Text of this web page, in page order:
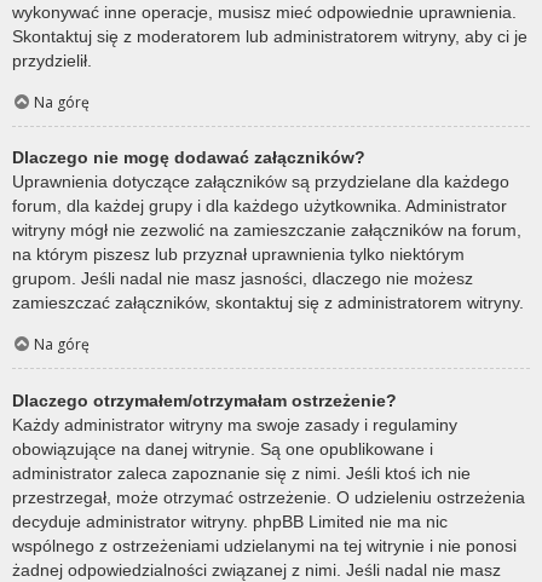
wykonywać inne operacje, musisz mieć odpowiednie uprawnienia.
Skontaktuj się z moderatorem lub administratorem witryny, aby ci je
przydzielił.
Na górę
Dlaczego nie mogę dodawać załączników?
Uprawnienia dotyczące załączników są przydzielane dla każdego
forum, dla każdej grupy i dla każdego użytkownika. Administrator
witryny mógł nie zezwolić na zamieszczanie załączników na forum,
na którym piszesz lub przyznał uprawnienia tylko niektórym
grupom. Jeśli nadal nie masz jasności, dlaczego nie możesz
zamieszczać załączników, skontaktuj się z administratorem witryny.
Na górę
Dlaczego otrzymałem/otrzymałam ostrzeżenie?
Każdy administrator witryny ma swoje zasady i regulaminy
obowiązujące na danej witrynie. Są one opublikowane i
administrator zaleca zapoznanie się z nimi. Jeśli ktoś ich nie
przestrzegał, może otrzymać ostrzeżenie. O udzieleniu ostrzeżenia
decyduje administrator witryny. phpBB Limited nie ma nic
wspólnego z ostrzeżeniami udzielanymi na tej witrynie i nie ponosi
żadnej odpowiedzialności związanej z nimi. Jeśli nadal nie masz